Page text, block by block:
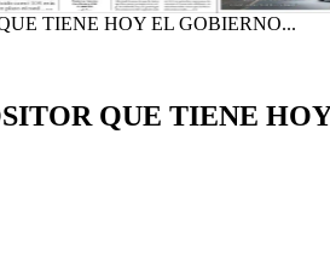
TIENE HOY EL GOBIERNO...
QUE TIENE